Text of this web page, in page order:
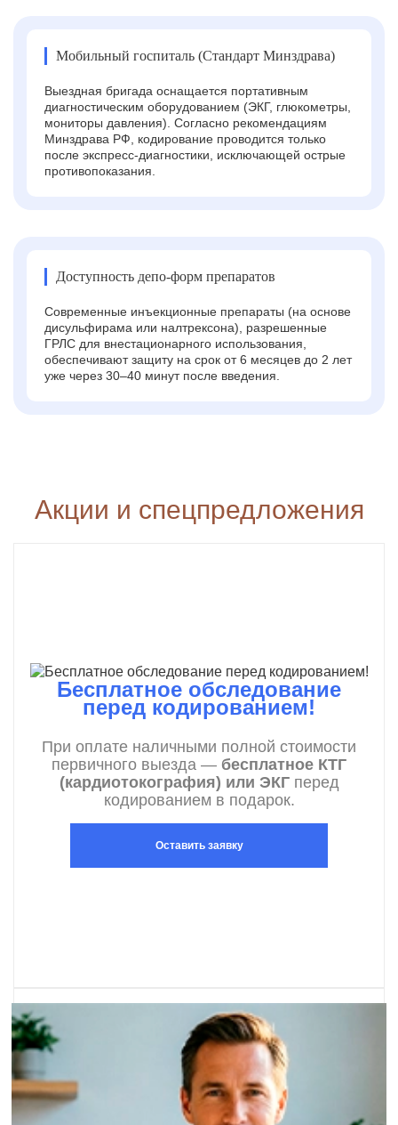
Мобильный госпиталь (Стандарт Минздрава)
Выездная бригада оснащается портативным
диагностическим оборудованием (ЭКГ, глюкометры,
мониторы давления). Согласно рекомендациям
Минздрава РФ, кодирование проводится только
после экспресс-диагностики, исключающей острые
противопоказания.
Доступность депо-форм препаратов
Современные инъекционные препараты (на основе
дисульфирама или налтрексона), разрешенные
ГРЛС для внестационарного использования,
обеспечивают защиту на срок от 6 месяцев до 2 лет
уже через 30–40 минут после введения.
Акции и спецпредложения
Бесплатное обследование
перед кодированием!
При оплате наличными полной стоимости
первичного выезда — бесплатное КТГ
(кардиотокография) или ЭКГперед
кодированием в подарок.
Оставить заявку